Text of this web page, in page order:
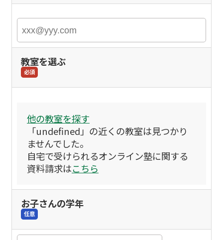
教室を選ぶ
必須
他の教室を探す
「undefined」の近くの教室は見つかり
ませんでした。
自宅で受けられるオンライン塾に関する
資料請求はこちら
お子さんの学年
任意